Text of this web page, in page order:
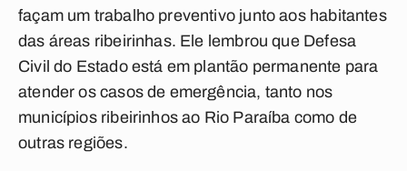
façam um trabalho preventivo junto aos habitantes
das áreas ribeirinhas. Ele lembrou que Defesa
Civil do Estado está em plantão permanente para
atender os casos de emergência, tanto nos
municípios ribeirinhos ao Rio Paraíba como de
outras regiões.